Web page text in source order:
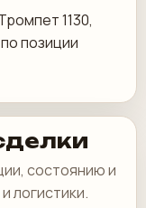
1130,
позиции
состоянию и
логистики.